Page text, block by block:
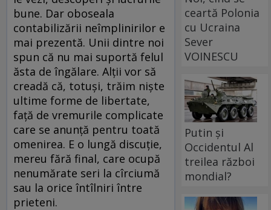
bune. Dar oboseala
contabilizării neîmplinirilor e
mai prezentă. Unii dintre noi
spun că nu mai suportă felul
ăsta de îngălare. Alții vor să
creadă că, totuși, trăim niște
ultime forme de libertate,
față de vremurile complicate
care se anunță pentru toată
omenirea. E o lungă discuție,
mereu fără final, care ocupă
nenumărate seri la cîrciumă
sau la orice întîlniri între
prieteni.
ceartă Polonia
cu Ucraina
Sever
VOINESCU
Putin și
Occidentul Al
treilea război
mondial?